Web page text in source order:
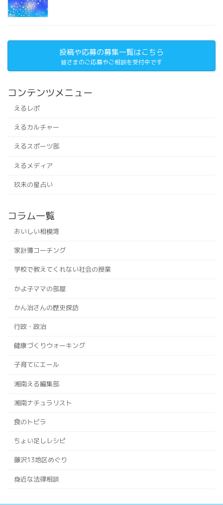
投稿や応募の募集一覧はこちら
皆さまのご応募やご相談を受付中です
コンテンツメニュー
えるレポ
えるカルチャー
えるスポーツ部
えるメディア
玖未の星占い
コラム一覧
おいしい相模湾
家計簿コーチング
学校で教えてくれない社会の授業
かよ子ママの部屋
かん治さんの歴史探訪
行政・政治
健康づくりウォーキング
子育てにエール
湘南える編集部
湘南ナチュラリスト
食のトビラ
ちょい足しレシピ
藤沢13地区めぐり
身近な法律相談